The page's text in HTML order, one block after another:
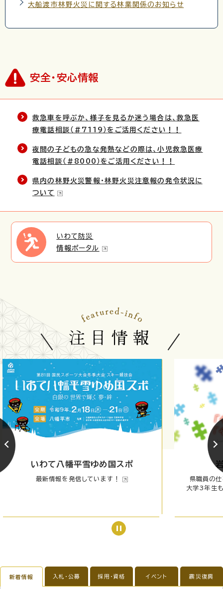
大船渡市林野火災に関する林業関係のお知らせ
安全・安心情報
救急車を呼ぶか、様子を見るか迷う場合は、救急医
療電話相談（＃7119）をご活用ください！！
夜間の子どもの急な発熱などの際は、小児救急医療
電話相談（#8000）をご活用ください！！
県内の林野火災警報・林野火災注意報の発令状況に
ついて
いわて防災
情報ポータル
注目情報
いわて八幡平雪ゆめ国スポ
最新情報を発信しています！
県職員の
大学3年生
新着情報 入札・公募 採用・資格 イベント 震災復興